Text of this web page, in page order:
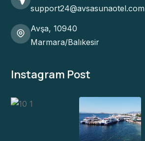
support24@avsasunaotel.com
Avşa, 10940
Marmara/Balıkesir
Instagram Post